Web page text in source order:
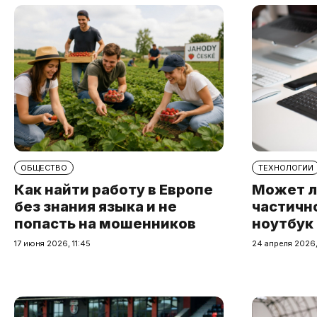
ОБЩЕСТВО
Как найти работу в Европе
без знания языка и не
попасть на мошенников
17 июня 2026, 11:45
ТЕХНОЛОГИИ
Может
24 апреля 2026,